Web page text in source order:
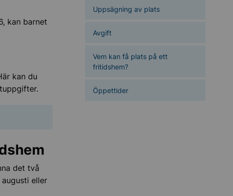
Uppsägning av plats
Avgift
Vem kan få plats på ett
fritidshem?
Öppettider
kan barnet
kan du
det två
eller